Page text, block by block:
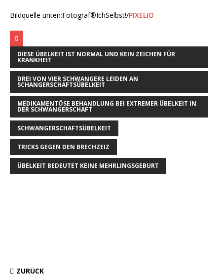
Bildquelle unten:Fotograf®IchSelbst!/PIXELIO
DIESE ÜBELKEIT IST NORMAL UND KEIN ZEICHEN FÜR
KRANKHEIT
DREI VON VIER SCHWANGERE LEIDEN AN
SCHANGERSCHAFTSÜBELKEIT
MEDIKAMENTÖSE BEHANDLUNG BEI EXTREMER ÜBELKEIT IN
DER SCHWANGERSCHAFT
SCHWANGERSCHAFTSÜBELKEIT
TRICKS GEGEN DEN BRECHZEIZ
ÜBELKEIT BEDEUTET KEINE MEHRLINGSGEBURT
ZURÜCK